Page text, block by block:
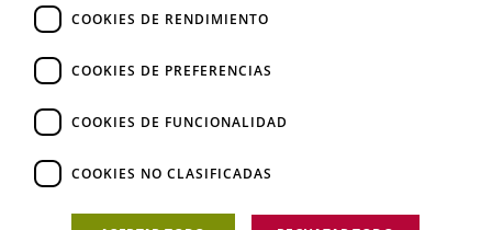
Dónde estamos
C/ Ali Bei, 67 – 08013 Barcelona - España
T. +34 93 245 27 23
info@fototecnica.com
Horario:
De lunes a viernes de 9.00h a 14.00h y de 15.00h a 18.00h.
COOKIES DE RENDIMIENTO
COOKIES DE PREFERENCIAS
COOKIES DE FUNCIONALIDAD
COOKIES NO CLASIFICADAS